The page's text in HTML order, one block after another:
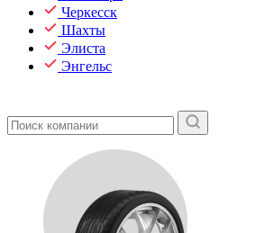
Черкесск
Шахты
Элиста
Энгельс